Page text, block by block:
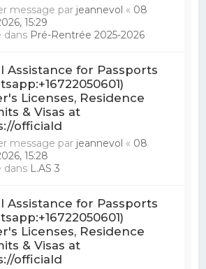
message par jeannevol « 08
15:29
dans Pré-Rentrée 2025-2026
Assistance for Passports
Licenses, Residence
& Visas at
officiald
message par jeannevol « 08
15:28
dans L.AS 3
Assistance for Passports
Licenses, Residence
& Visas at
officiald